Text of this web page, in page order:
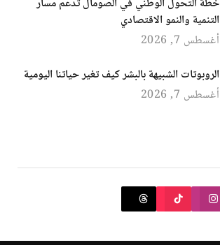
خطة التحول الوطني في الصومال تدعم مسار
التنمية والنمو الاقتصادي
أغسطس 7, 2026
الروبوتات الشبيهة بالبشر كيف تغير حياتنا اليومية
أغسطس 7, 2026